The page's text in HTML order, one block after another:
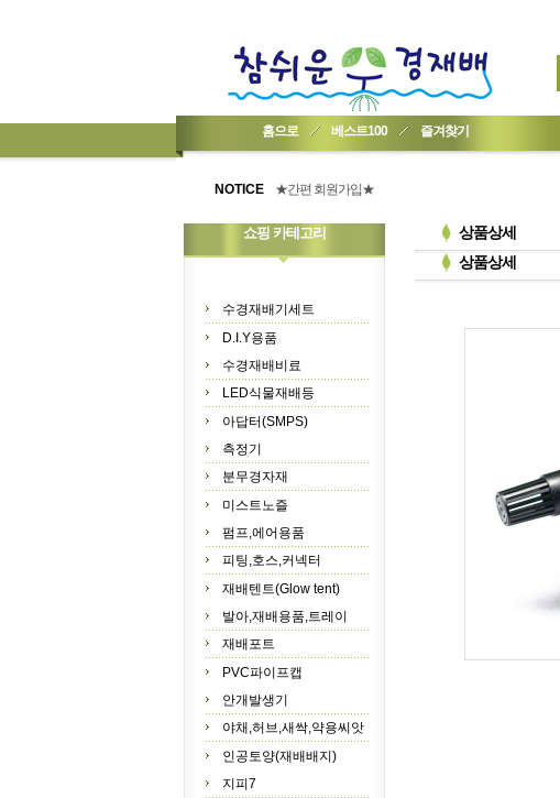
홈으로 베스트100 즐겨찾기
NOTICE
★기업회원가입 방법..
★간편 회원가입★
쇼핑 카테고리
수경재배기세트
D.I.Y용품
수경재배비료
LED식물재배등
아답터(SMPS)
측정기
분무경자재
미스트노즐
펌프,에어용품
피팅,호스,커넥터
재배텐트(Glow tent)
발아,재배용품,트레이
재배포트
PVC파이프캡
안개발생기
야채,허브,새싹,약용씨앗
인공토양(재배배지)
지피7
상품상세
상품상세